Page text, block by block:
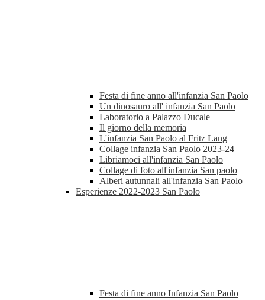
Festa di fine anno all'infanzia San Paolo
Un dinosauro all' infanzia San Paolo
Laboratorio a Palazzo Ducale
Il giorno della memoria
L'infanzia San Paolo al Fritz Lang
Collage infanzia San Paolo 2023-24
Libriamoci all'infanzia San Paolo
Collage di foto all'infanzia San paolo
Alberi autunnali all'infanzia San Paolo
Esperienze 2022-2023 San Paolo
Festa di fine anno Infanzia San Paolo